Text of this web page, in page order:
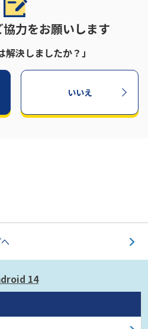
力をお願いします
解決しましたか？」
いいえ
14